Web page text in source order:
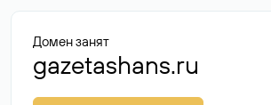
Домен занят
gazetashans.ru